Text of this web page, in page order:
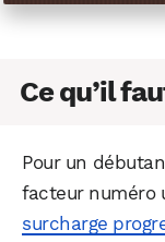
Ce qu’il
Pour un
facteur numéro
surcharge